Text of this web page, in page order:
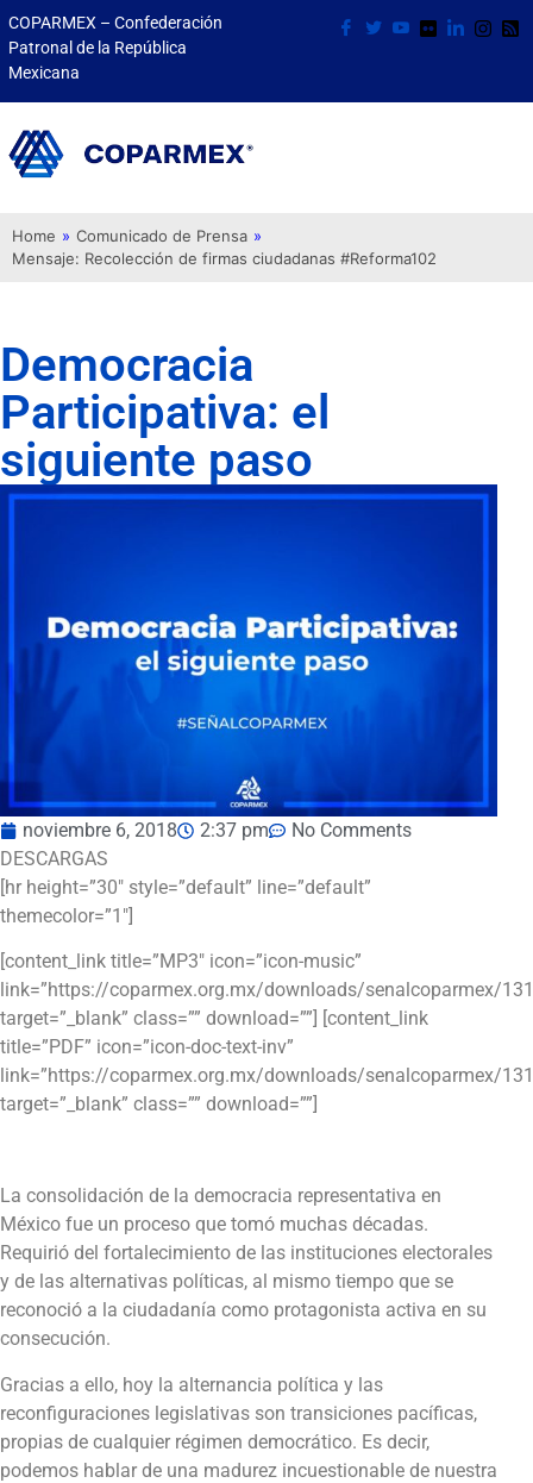
COPARMEX – Confederación
Patronal de la República
Mexicana
Home » Comunicado de Prensa »
Mensaje: Recolección de firmas ciudadanas #Reforma102
Democracia
Participativa: el
siguiente paso
noviembre 6, 2018 2:37 pm
No Comments
DESCARGAS
[hr height=”30″ style=”default” line=”default”
themecolor=”1″]
[content_link title=”MP3″ icon=”icon-music”
link=”https://coparmex.org.mx/downloads/senalcoparmex/
target=”_blank” class=”” download=””] [content_link
title=”PDF” icon=”icon-doc-text-inv”
link=”https://coparmex.org.mx/downloads/senalcoparmex/
target=”_blank” class=”” download=””]
La consolidación de la democracia representativa en
México fue un proceso que tomó muchas décadas.
Requirió del fortalecimiento de las instituciones electorales
y de las alternativas políticas, al mismo tiempo que se
reconoció a la ciudadanía como protagonista activa en su
consecución.
Gracias a ello, hoy la alternancia política y las
reconfiguraciones legislativas son transiciones pacíficas,
propias de cualquier régimen democrático. Es decir,
podemos hablar de una madurez incuestionable de nuestra